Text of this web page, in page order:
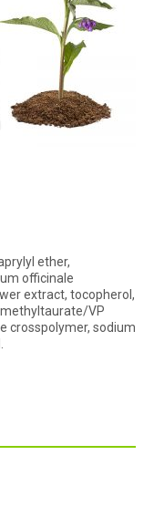
ether,
officinale
extract, tocopherol,
VP
crosspolymer, sodium